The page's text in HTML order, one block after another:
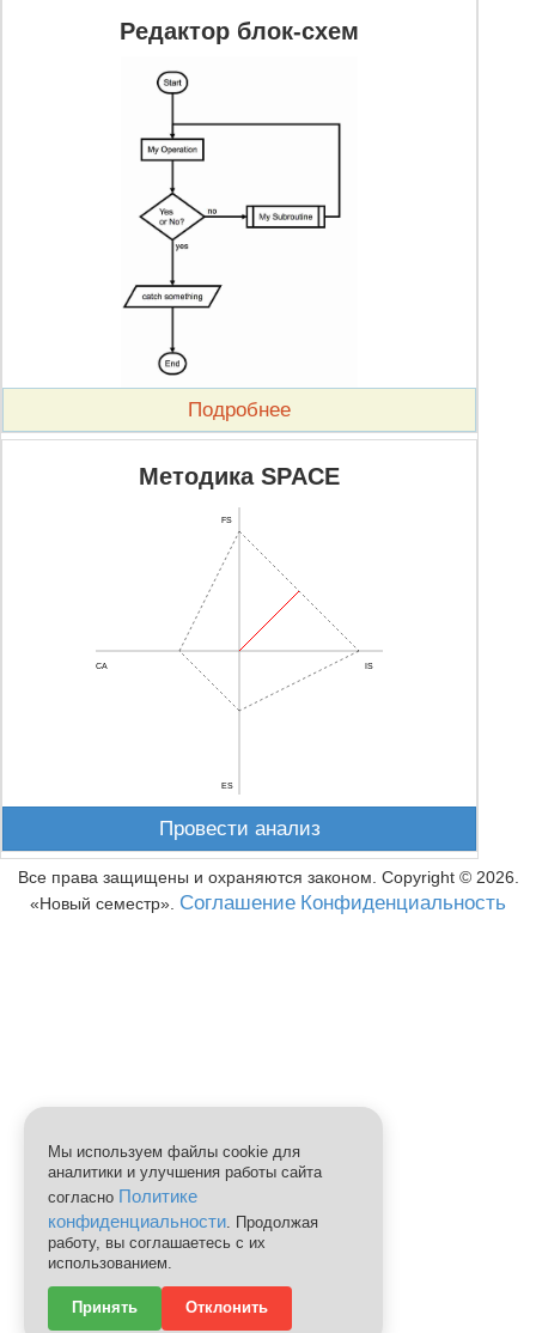
Редактор блок-схем
Подробнее
Методика SPACE
FS
CA
ES
IS
Провести анализ
Все права защищены и охраняются законом. Copyright © 2026.
Новый семестр . Соглашение Конфиденциальность
Мы используем файлы cookie для
аналитики и улучшения работы сайта
согласно Политике
конфиденциальности. Продолжая
работу, вы соглашаетесь с их
использованием.
Принять Отклонить